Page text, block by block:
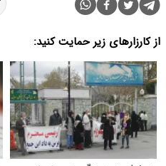
از کارزارهای زیر حمایت کنید: